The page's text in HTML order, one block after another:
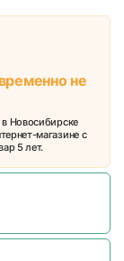
не
Новосибирске
магазине с
5 лет.